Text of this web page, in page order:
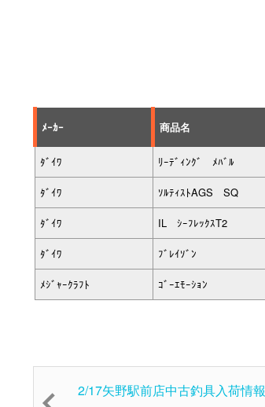
ﾒｰｶｰ 商品名
ﾀﾞｲﾜ ﾘｰﾃﾞｨﾝｸﾞ ﾒﾊﾞﾙ
ﾀﾞｲﾜ ｿﾙﾃｨｽﾄAGS SQ
ﾀﾞｲﾜ IL ｼｰﾌﾚｯｸｽT2
ﾀﾞｲﾜ ﾌﾞﾚｲｿﾞﾝ
ﾒｼﾞｬｰｸﾗﾌﾄ ｺﾞｰｴﾓｰｼｮﾝ
2/17矢野駅前店中古釣具入荷情報